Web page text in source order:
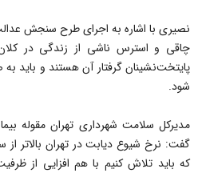
نصیری با اشاره به اجرای طرح سنجش
چاقی و استرس ناشی از زندگی در
پایتخت‌نشینان گرفتار آن هستند و باید
شود.
مدیرکل سلامت شهرداری تهران مقوله
گفت: نرخ شیوع دیابت در تهران بالاتر
که باید تلاش کنیم با هم افزایی از